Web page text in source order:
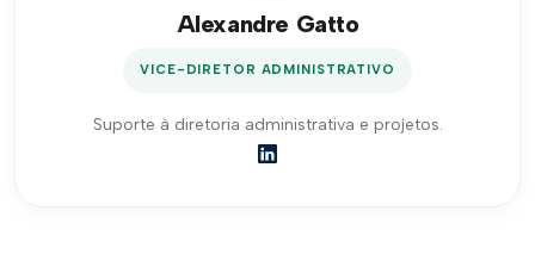
Alexandre Gatto
VICE-DIRETOR ADMINISTRATIVO
Suporte à diretoria administrativa e projetos.